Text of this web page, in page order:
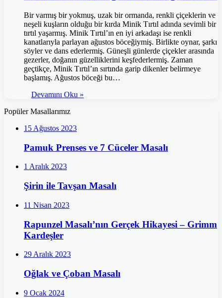
Bir varmış bir yokmuş, uzak bir ormanda, renkli çiçeklerin ve
neşeli kuşların olduğu bir kırda Minik Tırtıl adında sevimli bir
tırtıl yaşarmış. Minik Tırtıl’ın en iyi arkadaşı ise renkli
kanatlarıyla parlayan ağustos böceğiymiş. Birlikte oynar, şarkı
söyler ve dans ederlermiş. Güneşli günlerde çiçekler arasında
gezerler, doğanın güzelliklerini keşfederlermiş. Zaman
geçtikçe, Minik Tırtıl’ın sırtında garip dikenler belirmeye
başlamış. Ağustos böceği bu…
Devamını Oku »
Popüler Masallarımız
15 Ağustos 2023
Pamuk Prenses ve 7 Cüceler Masalı
1 Aralık 2023
Şirin ile Tavşan Masalı
11 Nisan 2023
Rapunzel Masalı’nın Gerçek Hikayesi – Grimm
Kardeşler
29 Aralık 2023
Oğlak ve Çoban Masalı
9 Ocak 2024